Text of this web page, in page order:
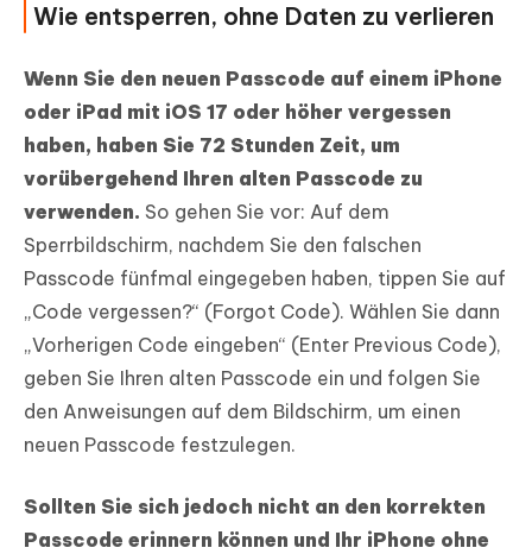
Wie entsperren, ohne Daten zu verlieren
Wenn Sie den neuen Passcode auf einem iPhone
oder iPad mit iOS 17 oder höher vergessen
haben, haben Sie 72 Stunden Zeit, um
vorübergehend Ihren alten Passcode zu
verwenden. So gehen Sie vor: Auf dem
Sperrbildschirm, nachdem Sie den falschen
Passcode fünfmal eingegeben haben, tippen Sie auf
„Code vergessen?“ (Forgot Code). Wählen Sie dann
„Vorherigen Code eingeben“ (Enter Previous Code),
geben Sie Ihren alten Passcode ein und folgen Sie
den Anweisungen auf dem Bildschirm, um einen
neuen Passcode festzulegen.
Sollten Sie sich jedoch nicht an den korrekten
Passcode erinnern können und Ihr iPhone ohne